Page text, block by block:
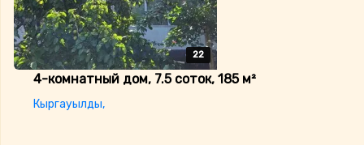
22
22
22
22
22
4-комнатный дом, 7.5 соток, 185 м²
Кыргауылды,